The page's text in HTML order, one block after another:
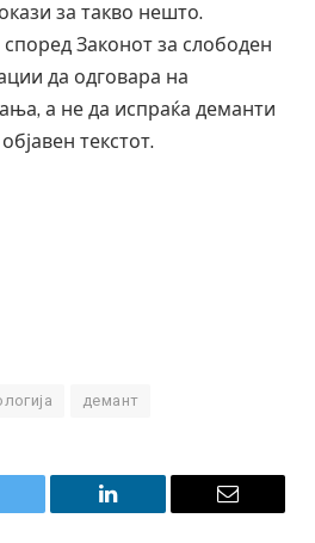
за такво нешто.
Законот за слободен
да одговара на
а не да испраќа деманти
текстот.
демант
LinkedIn Email